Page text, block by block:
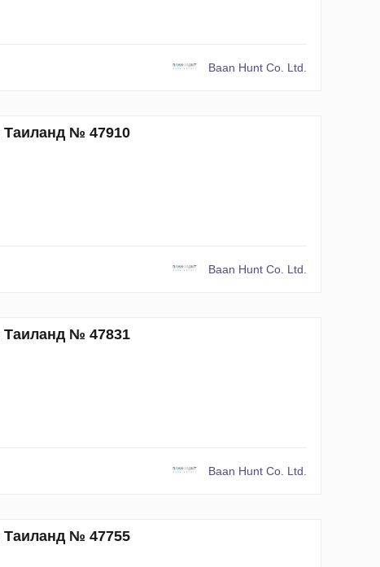
Baan Hunt Co. Ltd.
Таиланд № 47910
Baan Hunt Co. Ltd.
Таиланд № 47831
Baan Hunt Co. Ltd.
Таиланд № 47755